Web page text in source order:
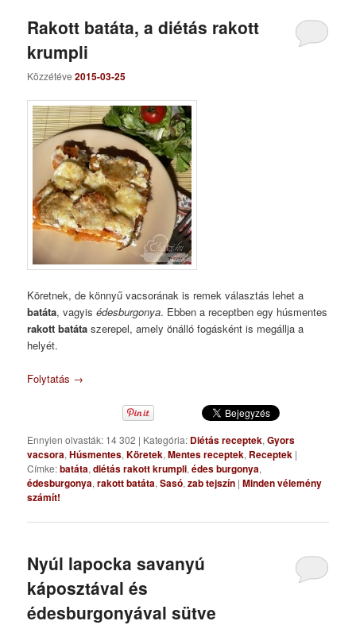
Rakott batáta, a diétás rakott
krumpli
Közzétéve2015-03-25
Köretnek, de könnyű vacsorának is remek választás lehet a
batáta, vagyisédesburgonya. Ebben a receptben egy húsmentes
rakott batáta szerepel, amely önálló fogásként is megállja a
helyét.
Folytatás →
Ennyien olvasták: 14 302 | Kategória: Diétás receptek,Gyors
vacsora,Húsmentes,Köretek,Mentes receptek, Receptek |
Címke:batáta,diétás rakott krumpli,édes burgonya,
édesburgonya,rakott batáta,Sasó,zab tejszín |Minden vélemény
számít!
Nyúl lapocka savanyú
káposztával és
édesburgonyával sütve